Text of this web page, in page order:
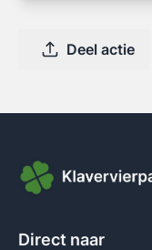
Deel actie
Direct naar